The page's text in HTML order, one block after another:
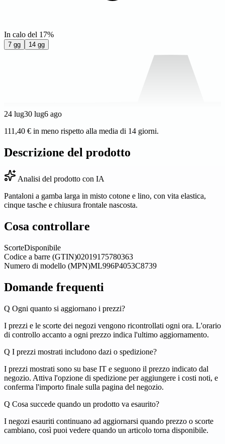
In calo del 17%
7 gg 14 gg
24 lug30 lug6 ago
111,40 € in meno rispetto alla media di 14 giorni.
Descrizione del prodotto
Analisi del prodotto con IA
Pantaloni a gamba larga in misto cotone e lino, con vita elastica,
cinque tasche e chiusura frontale nascosta.
Cosa controllare
ScorteDisponibile
Codice a barre (GTIN)02019175780363
Numero di modello (MPN)ML996P4053C8739
Domande frequenti
Q Ogni quanto si aggiornano i prezzi?
I prezzi e le scorte dei negozi vengono ricontrollati ogni ora. L'orario
di controllo accanto a ogni prezzo indica l'ultimo aggiornamento.
Q I prezzi mostrati includono dazi o spedizione?
I prezzi mostrati sono su base IT e seguono il prezzo indicato dal
negozio. Attiva l'opzione di spedizione per aggiungere i costi noti, e
conferma l'importo finale sulla pagina del negozio.
Q Cosa succede quando un prodotto va esaurito?
I negozi esauriti continuano ad aggiornarsi quando prezzo o scorte
cambiano, così puoi vedere quando un articolo torna disponibile.